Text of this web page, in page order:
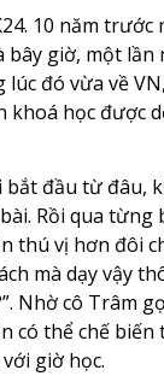
10 năm
giờ, một lần
đó vừa về
học
đầu từ
Rồi qua
vị hơn đôi
mà dạy vậy
cô Trâm
thể chế
giờ học.